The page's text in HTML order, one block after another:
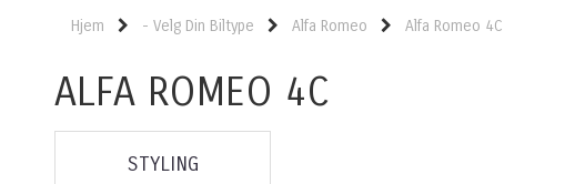
Hjem - Velg Din Biltype Alfa Romeo Alfa Romeo 4C
ALFA ROMEO 4C
STYLING